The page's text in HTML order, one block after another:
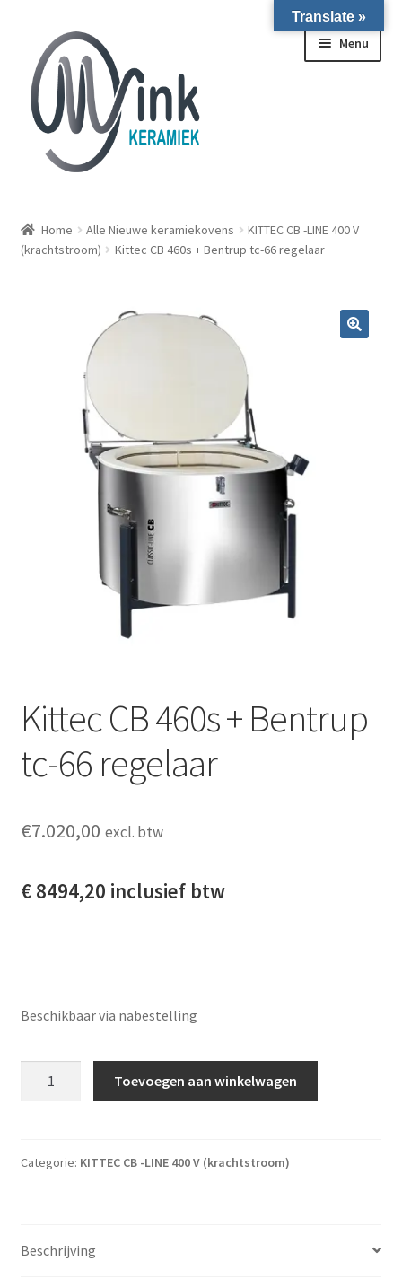
Ga door naar navigatie
Ga naar de inhoud
Menu
WIERINGERWERF
Mijn account
Home Alle Nieuwe keramiekovens
KITTEC CB -LINE 400 V
(krachtstroom)
Kittec CB 460s + Bentrup tc-66 regelaar
Kittec CB 460s + Bentrup
tc-66 regelaar
€7.020,00 excl. btw
€ 8494,20 inclusief btw
Beschikbaar via nabestelling
Toevoegen aan winkelwagen
Categorie: KITTEC CB -LINE 400 V (krachtstroom)
Beschrijving
Translate »